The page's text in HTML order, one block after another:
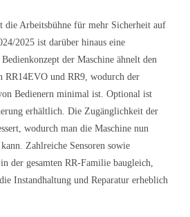
die Arbeitsbühne für mehr Sicherheit auf
2025 ist darüber hinaus eine
der Maschine ähnelt den
RR14EVO und RR9, wodurch der
Bedienern minimal ist. Optional ist
erhältlich. Die Zugänglichkeit der
wodurch man die Maschine nun
Zahlreiche Sensoren sowie
der gesamten RR-Familie baugleich,
Instandhaltung und Reparatur erheblich